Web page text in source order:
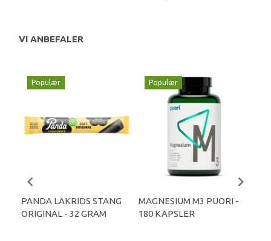
VI ANBEFALER
Populær
PANDA LAKRIDS STANG
ORIGINAL - 32 GRAM
Populær
MAGNESIUM M3 PUORI -
180 KAPSLER